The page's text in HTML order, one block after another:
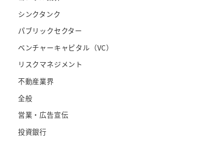
シンクタンク
パブリックセクター
ベンチャーキャピタル（VC）
リスクマネジメント
不動産業界
全般
営業・広告宣伝
投資銀行